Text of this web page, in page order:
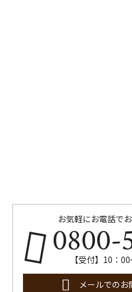
お気軽にお電話で
0800-
【受付】10：
メールでの